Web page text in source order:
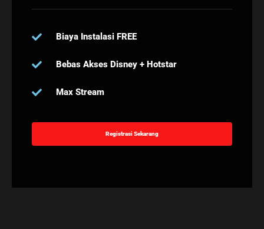
Biaya Instalasi FREE
Bebas Akses Disney + Hotstar
Max Stream
Registrasi Sekarang